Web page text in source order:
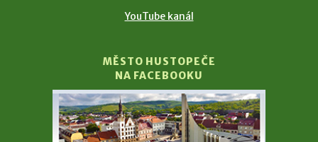
YouTube kanál
MĚSTO HUSTOPEČE
NA FACEBOOKU